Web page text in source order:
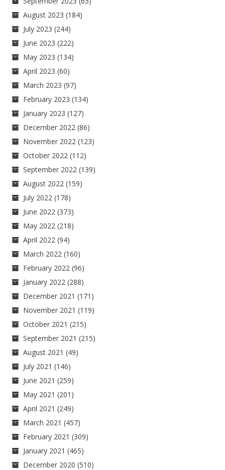
August 2023 (184)
July 2023 (244)
June 2023 (222)
May 2023 (134)
April 2023 (60)
March 2023 (97)
February 2023 (134)
January 2023 (127)
December 2022 (86)
November 2022 (123)
October 2022 (112)
September 2022 (139)
August 2022 (159)
July 2022 (178)
June 2022 (373)
May 2022 (218)
April 2022 (94)
March 2022 (160)
February 2022 (96)
January 2022 (288)
December 2021 (171)
November 2021 (119)
October 2021 (215)
September 2021 (215)
August 2021 (49)
July 2021 (146)
June 2021 (259)
May 2021 (201)
April 2021 (249)
March 2021 (457)
February 2021 (309)
January 2021 (465)
December 2020 (510)